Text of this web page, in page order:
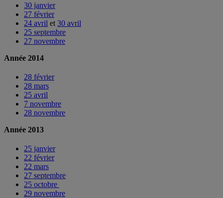
30 janvier
27 février
24 avril et 30 avril
25 septembre
27 novembre
Année 2014
28 février
28 mars
25 avril
7 novembre
28 novembre
Année 2013
25 janvier
22 février
22 mars
27 septembre
25 octobre
29 novembre